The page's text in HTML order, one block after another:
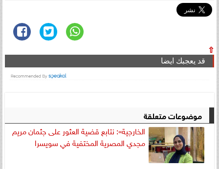
⇧
قد يعجبك ايضا
موضوعات متعلقة
الخارجية»: نتابع قضية العثور على جثمان مريم
مجدي المصرية المختفية في سويسرا